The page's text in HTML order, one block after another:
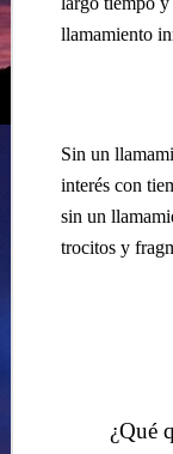
llamamiento
Sin un
interés con
sin un
trocitos y
¿Qué